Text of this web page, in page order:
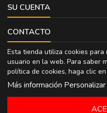
SU CUENTA
CONTACTO
Esta tienda utiliza cookies para
usuario en la web. Para saber
política de cookies, haga clic en
Más información